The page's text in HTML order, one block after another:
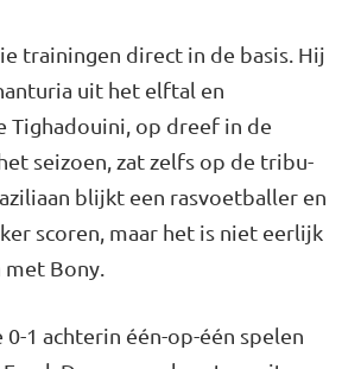
trainingen direct in de basis. Hij
uit het elftal en
Tighadouini, op dreef in de
seizoen, zat zelfs op de tribu­
blijkt een rasvoetballer en
scoren, maar het is niet eerlijk
Bony.
0-1 achterin één-op-één spelen